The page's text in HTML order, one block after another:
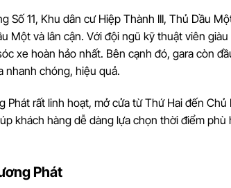
Số 11, Khu dân cư Hiệp Thành III, Thủ Dầu
Một và lân cận. Với đội ngũ kỹ thuật viên
xe hoàn hảo nhất. Bên cạnh đó, gara còn
nhanh chóng, hiệu quả.
Phát rất linh hoạt, mở cửa từ Thứ Hai đến
khách hàng dễ dàng lựa chọn thời điểm
Phát